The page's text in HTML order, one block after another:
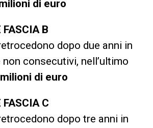
di euro
FASCIA B
dopo due anni in
non consecutivi, nell’ultimo
di euro
FASCIA C
dopo tre anni in